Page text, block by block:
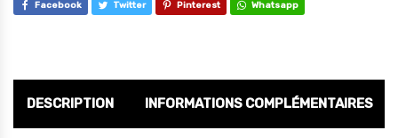
Facebook Twitter Pinterest Whatsapp
DESCRIPTION INFORMATIONS COMPLÉMENTAIRES